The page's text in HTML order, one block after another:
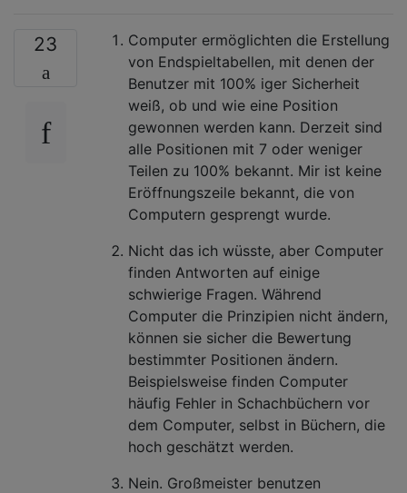
23
Computer ermöglichten die Erstellung
von Endspieltabellen, mit denen der
Benutzer mit 100% iger Sicherheit
weiß, ob und wie eine Position
gewonnen werden kann. Derzeit sind
alle Positionen mit 7 oder weniger
Teilen zu 100% bekannt. Mir ist keine
Eröffnungszeile bekannt, die von
Computern gesprengt wurde.
Nicht das ich wüsste, aber Computer
finden Antworten auf einige
schwierige Fragen. Während
Computer die Prinzipien nicht ändern,
können sie sicher die Bewertung
bestimmter Positionen ändern.
Beispielsweise finden Computer
häufig Fehler in Schachbüchern vor
dem Computer, selbst in Büchern, die
hoch geschätzt werden.
Nein. Großmeister benutzen